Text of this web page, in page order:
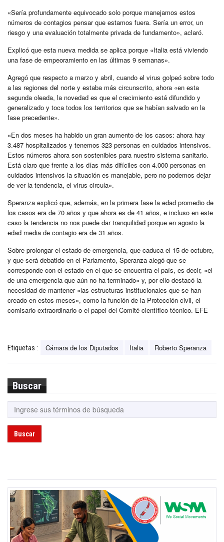
«Sería profundamente equivocado solo porque manejamos estos
números de contagios pensar que estamos fuera. Sería un error, un
riesgo y una evaluación totalmente privada de fundamento», aclaró.
Explicó que esta nueva medida se aplica porque «Italia está viviendo
una fase de empeoramiento en las últimas 9 semanas».
Agregó que respecto a marzo y abril, cuando el virus golpeó sobre todo
a las regiones del norte y estaba más circunscrito, ahora «en esta
segunda oleada, la novedad es que el crecimiento está difundido y
generalizado y toca todos los territorios que se habían salvado en la
fase precedente».
«En dos meses ha habido un gran aumento de los casos: ahora hay
3.487 hospitalizados y tenemos 323 personas en cuidados intensivos.
Estos números ahora son sostenibles para nuestro sistema sanitario.
Está claro que frente a los días más difíciles con 4.000 personas en
cuidados intensivos la situación es manejable, pero no podemos dejar
de ver la tendencia, el virus circula».
Speranza explicó que, además, en la primera fase la edad promedio de
los casos era de 70 años y que ahora es de 41 años, e incluso en este
caso la tendencia no nos puede dar tranquilidad porque en agosto la
edad media de contagio era de 31 años.
Sobre prolongar el estado de emergencia, que caduca el 15 de octubre,
y que será debatido en el Parlamento, Speranza alegó que se
corresponde con el estado en el que se encuentra el país, es decir, «el
de una emergencia que aún no ha terminado» y, por ello destacó la
necesidad de mantener «las estructuras institucionales que se han
creado en estos meses», como la función de la Protección civil, el
comisario extraordinario o el papel del Comité científico técnico. EFE
Etiquetas : Cámara de los Diputados Italia Roberto Speranza
Buscar
Buscar